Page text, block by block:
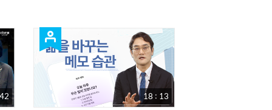
18 : 13